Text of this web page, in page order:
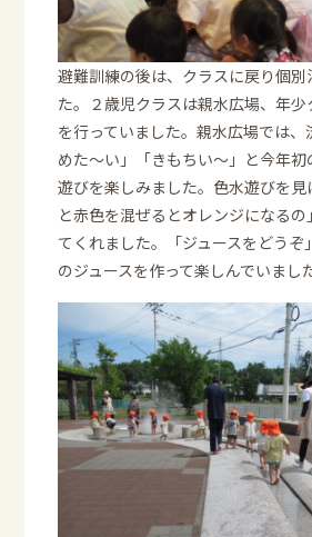
避難訓練の後は、クラスに戻り個別
た。２歳児クラスは親水広場、年
を行っていました。親水広場では、
めた～い」「きもちい～」と今年
遊びを楽しみました。色水遊びを
と赤色を混ぜるとオレンジになる
てくれました。「ジュースをどうぞ
のジュースを作って楽しんでいまし